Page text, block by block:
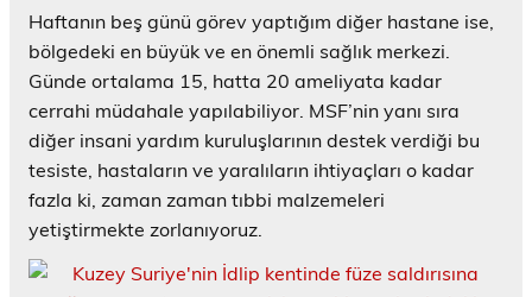
Haftanın beş günü görev yaptığım diğer hastane ise,
bölgedeki en büyük ve en önemli sağlık merkezi.
Günde ortalama 15, hatta 20 ameliyata kadar
cerrahi müdahale yapılabiliyor. MSF’nin yanı sıra
diğer insani yardım kuruluşlarının destek verdiği bu
tesiste, hastaların ve yaralıların ihtiyaçları o kadar
fazla ki, zaman zaman tıbbi malzemeleri
yetiştirmekte zorlanıyoruz.